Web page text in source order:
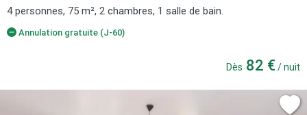
4 personnes, 75 m², 2 chambres, 1 salle de bain.
Annulation gratuite (J-60)
Dès 82 € / nuit